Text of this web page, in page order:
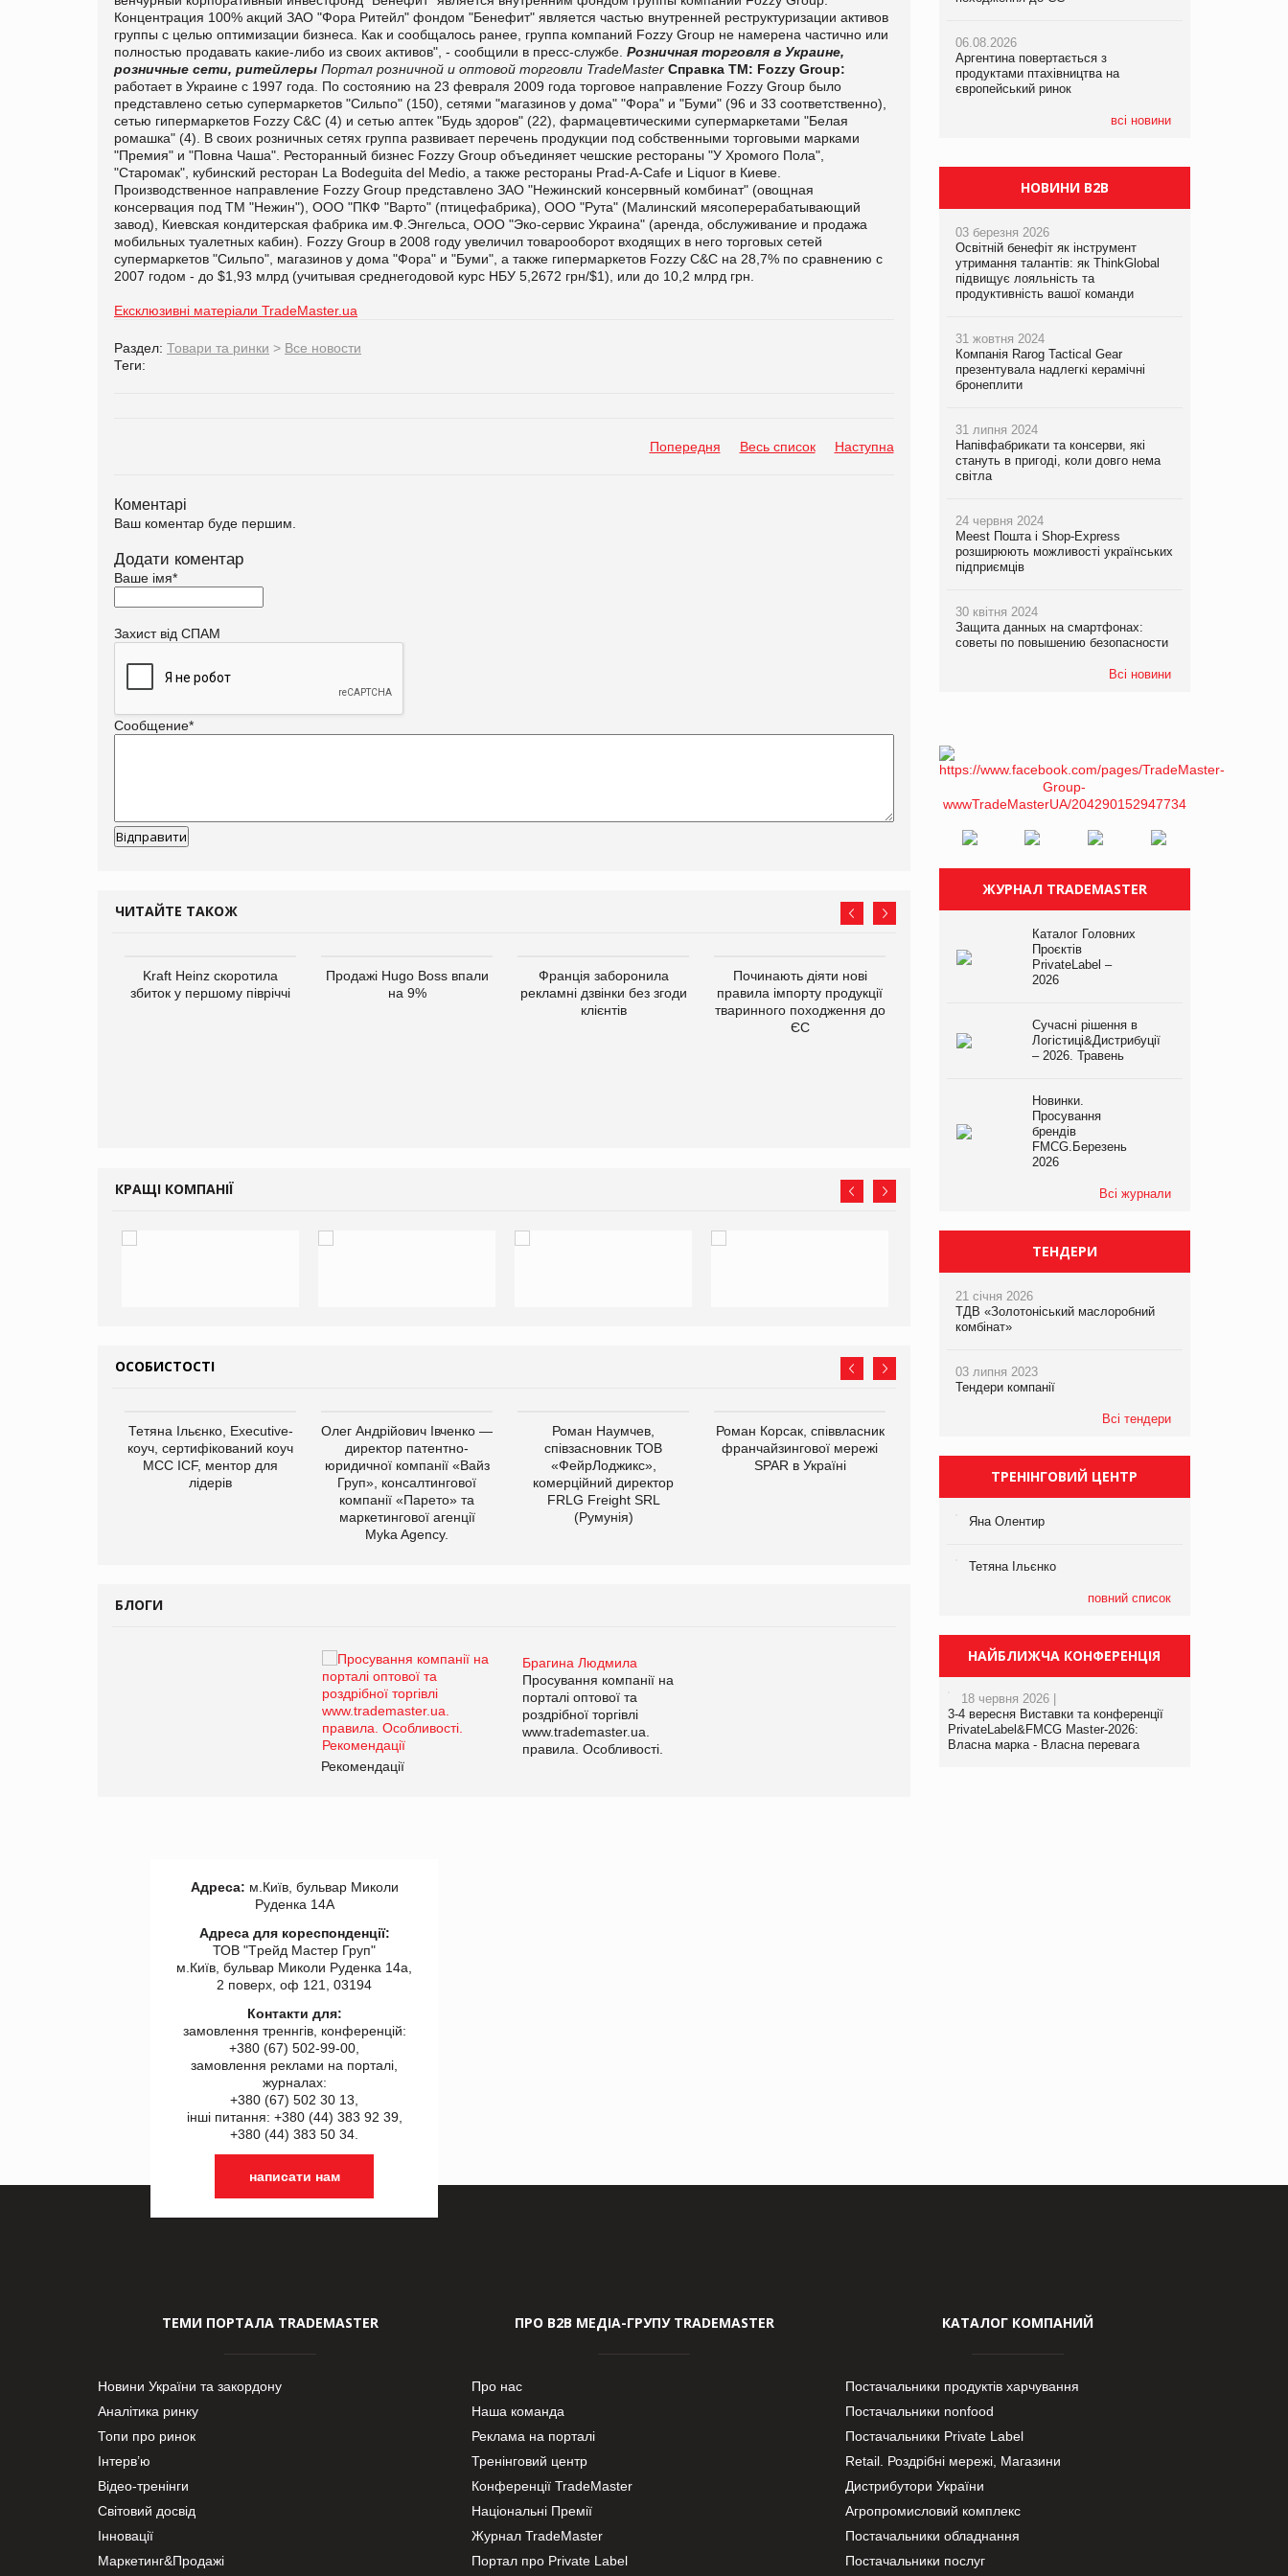
Концентрация 100% акций ЗАО "Фора Ритейл" фондом "Бенефит" является частью внутренней реструктуризации активов
группы с целью оптимизации бизнеса. Как и сообщалось ранее, группа компаний Fozzy Group не намерена частично или
полностью продавать какие-либо из своих активов", - сообщили в пресс-службе. Розничная торговля в Украине,
розничные сети, ритейлеры Портал розничной и оптовой торговли TradeMaster Справка ТМ: Fozzy Group:
работает в Украине с 1997 года. По состоянию на 23 февраля 2009 года торговое направление Fozzy Group было
представлено сетью супермаркетов "Сильпо" (150), сетями "магазинов у дома" "Фора" и "Буми" (96 и 33 соответственно),
сетью гипермаркетов Fozzy C&C (4) и сетью аптек "Будь здоров" (22), фармацевтическими супермаркетами "Белая
ромашка" (4). В своих розничных сетях группа развивает перечень продукции под собственными торговыми марками
"Премия" и "Повна Чаша". Ресторанный бизнес Fozzy Group объединяет чешские рестораны "У Хромого Пола",
"Старомак", кубинский ресторан La Bodeguita del Medio, а также рестораны Prad-A-Cafe и Liquor в Киеве.
Производственное направление Fozzy Group представлено ЗАО "Нежинский консервный комбинат" (овощная
консервация под ТМ "Нежин"), ООО "ПКФ "Варто" (птицефабрика), ООО "Рута" (Малинский мясоперерабатывающий
завод), Киевская кондитерская фабрика им.Ф.Энгельса, ООО "Эко-сервис Украина" (аренда, обслуживание и продажа
мобильных туалетных кабин). Fozzy Group в 2008 году увеличил товарооборот входящих в него торговых сетей
супермаркетов "Сильпо", магазинов у дома "Фора" и "Буми", а также гипермаркетов Fozzy C&C на 28,7% по сравнению с
2007 годом - до $1,93 млрд (учитывая среднегодовой курс НБУ 5,2672 грн/$1), или до 10,2 млрд грн.
Ексклюзивні матеріали TradeMaster.ua
Раздел: Товари та ринки > Все новости
Теги:
Попередня Весь список Наступна
Коментарі
Ваш коментар буде першим.
Додати коментар
Ваше імя*
Захист від СПАМ
Сообщение*
ЧИТАЙТЕ ТАКОЖ
Kraft Heinz скоротила
збиток у першому півріччі
Продажі Hugo Boss впали
на 9%
Франція заборонила
рекламні дзвінки без згоди
клієнтів
Починають діяти нові
правила імпорту продукції
тваринного походження до
ЄС
Аргентина повертається з
КРАЩІ КОМПАНІЇ
ОСОБИСТОСТІ
Тетяна Ільєнко, Executive-
коуч, сертифікований коуч
МСС ICF, ментор для
лідерів
Олег Андрійович Івченко —
директор патентно-
юридичної компанії «Вайз
Груп», консалтингової
компанії «Парето» та
маркетингової агенції
Myka Agency.
Роман Наумчев,
співзасновник ТОВ
«ФейрЛоджикс»,
комерційний директор
FRLG Freight SRL
(Румунія)
Роман Корсак, співвласник
франчайзингової мережі
SPAR в Україні
виробництва
Яна Сараніна, директор
БЛОГИ
Брагина Людмила
Просування компанії на
порталі оптової та
роздрібної торгівлі
www.trademaster.ua.
правила. Особливості.
Рекомендації
Брагина Людмила
Просування компанії на
порталі оптової та
роздрібної торгівлі
www.trademaster.ua.
правила. Особливості.
06.08.2026
Аргентина повертається з
продуктами птахівництва на
європейський ринок
всі новини
06.08.2026
Аргентина повертається з
продуктами птахівництва на
європейський ринок
06.08.2026
Аргентина повертається з
продуктами птахівництва на
європейський ринок
НОВИНИ B2B
03 березня 2026
Освітній бенефіт як інструмент
утримання талантів: як ThinkGlobal
підвищує лояльність та
продуктивність вашої команди
31 жовтня 2024
Компанія Rarog Tactical Gear
презентувала надлегкі керамічні
бронеплити
31 липня 2024
Напівфабрикати та консерви, які
стануть в пригоді, коли довго нема
світла
24 червня 2024
Meest Пошта і Shop-Express
розширюють можливості українських
підприємців
30 квітня 2024
Защита данных на смартфонах:
советы по повышению безопасности
Всі новини
ЖУРНАЛ TRADEMASTER
Каталог Головних
Проєктів
PrivateLabel –
2026
Сучасні рішення в
Логістиці&Дистрибуції
– 2026. Травень
Новинки.
Просування
брендів
FMCG.Березень
2026
Всі журнали
ТЕНДЕРИ
21 січня 2026
ТДВ «Золотоніський маслоробний
комбінат»
03 липня 2023
Тендери компанії
Всі тендери
ТРЕНІНГОВИЙ ЦЕНТР
Яна Олентир
Тетяна Ільєнко
повний список
НАЙБЛИЖЧА КОНФЕРЕНЦІЯ
18 червня 2026 |
3-4 вересня Виставки та конференції
PrivateLabel&FMCG Master-2026:
Власна марка - Власна перевага
Адреса: м.Київ, бульвар Миколи
Руденка 14А
Адреса для кореспонденції:
ТОВ "Tрейд Мастер Груп"
м.Київ, бульвар Миколи Руденка 14а,
2 поверх, оф 121, 03194
Контакти для:
замовлення треннгів, конференцій:
+380 (67) 502-99-00,
замовлення реклами на порталі,
журналах:
+380 (67) 502 30 13,
інші питання: +380 (44) 383 92 39,
+380 (44) 383 50 34.
написати нам
ТЕМИ ПОРТАЛА TRADEMASTER
Новини України та закордону
Аналітика ринку
Топи про ринок
Інтерв’ю
Відео-тренінги
Світовий досвід
Інновації
Маркетинг&Продажі
ПРО В2В МЕДІА-ГРУПУ TRADEMASTER
Про нас
Наша команда
Реклама на порталі
Тренінговий центр
Конференції TradeMaster
Національні Премії
Журнал TradeMaster
Портал про Private Label
КАТАЛОГ КОМПАНИЙ
Постачальники продуктів харчування
Постачальники nonfood
Постачальники Private Label
Retail. Роздрібні мережі, Магазини
Дистрибутори України
Агропромисловий комплекс
Постачальники обладнання
Постачальники послуг